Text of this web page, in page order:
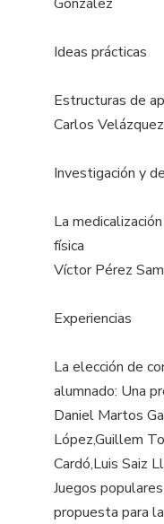
Ideas prácticas
Estructuras de
Carlos
Investigación y
La
física
Víctor Pérez
Experiencias
La elección de
alumnado: Una
Daniel Martos
López,Guillem
Cardó,Luis Saiz
Juegos
propuesta para